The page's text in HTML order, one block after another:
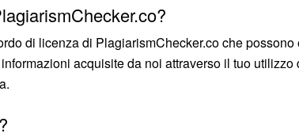
di licenza di PlagiarismChecker.co che possono
acquisite da noi attraverso il tuo